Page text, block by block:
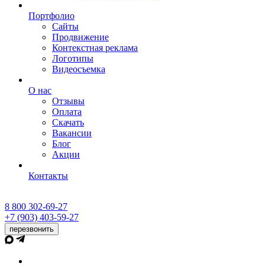
Портфолио
Сайты
Продвижение
Контекстная реклама
Логотипы
Видеосъемка
О нас
Отзывы
Оплата
Скачать
Вакансии
Блог
Акции
Контакты
8 800 302-69-27
+7 (903) 403-59-27
перезвонить